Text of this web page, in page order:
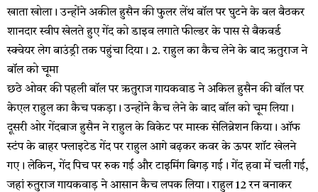
खाता खोला। उन्होंने अकील हुसैन की फुलर लेंथ बॉल पर घुटने के बल बैठकर
शानदार स्वीप खेलते हुए गेंद को डाइव लगाते फील्डर के पास से बैकवर्ड
स्क्वेयर लेग बाउंड्री तक पहुंचा दिया। 2. राहुल का कैच लेने के बाद ऋतुराज ने
बॉल को चूमा
छठे ओवर की पहली बॉल पर ऋतुराज गायकवाड ने अकिल हुसैन की बॉल पर
केएल राहुल का कैच पकड़ा। उन्होंने कैच लेने के बाद बॉल को चूम लिया।
दूसरी ओर गेंदबाज हुसैन ने राहुल के विकेट पर मास्क सेलिब्रेशन किया। ऑफ
स्टंप के बाहर फ्लाइटेड गेंद पर राहुल आगे बढ़कर कवर के ऊपर शॉट खेलने
गए। लेकिन, गेंद पिच पर रुक गई और टाइमिंग बिगड़ गई। गेंद हवा में चली गई,
जहां रुतुराज गायकवाड़ ने आसान कैच लपक लिया। राहुल 12 रन बनाकर